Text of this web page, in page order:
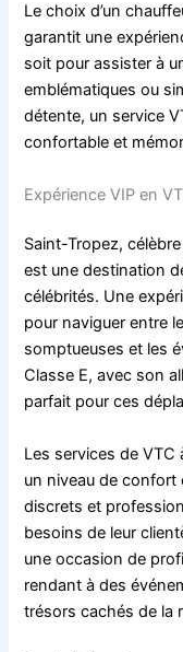
Le choix d’un
garantit une
soit pour assister à
emblématiques ou
détente, un service
confortable et
Expérience VIP en
Saint-Tropez,
est une destination
célébrités. Une
pour naviguer entre
somptueuses et les
Classe E, avec son
parfait pour ces
Les services de
un niveau de confort
discrets et
besoins de leur
une occasion de
rendant à des
trésors cachés de la